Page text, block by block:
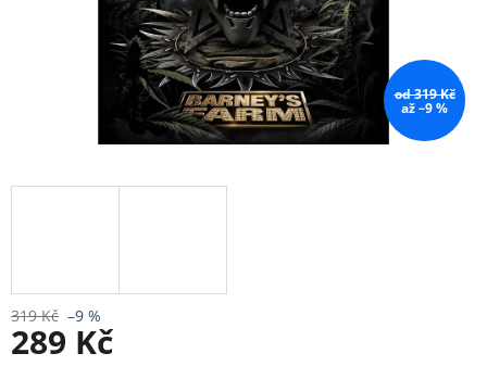
od 319 Kč
až –9 %
319 Kč –9 %
289 Kč